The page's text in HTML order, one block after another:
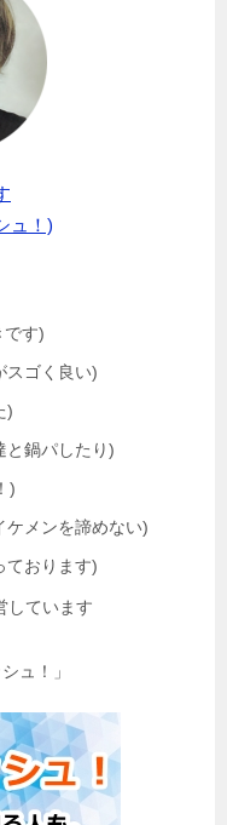
ュ！)
です)
スゴく良い)
)
と鍋パしたり)
)
ケメンを諦めない)
ております)
しています
ュ！」